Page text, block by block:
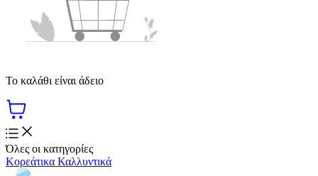
Το καλάθι είναι άδειο
Όλες οι κατηγορίες
Κορεάτικα Καλλυντικά